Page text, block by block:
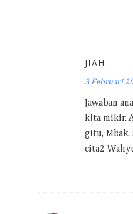
JIAH
3 Februari
Jawaban
kita mikir.
gitu, Mbak.
cita2